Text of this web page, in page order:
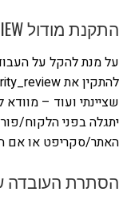
התקנת מודול SECURITY REVIEW
על מנת להקל על
יתגלה בפני הלקוח/
האתר/סקריפט או אם
הסתרת